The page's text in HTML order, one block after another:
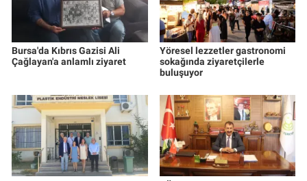
Bursa'da Kıbrıs Gazisi Ali
Çağlayan'a anlamlı ziyaret
Yöresel lezzetler gastronomi
sokağında ziyaretçilerle
buluşuyor